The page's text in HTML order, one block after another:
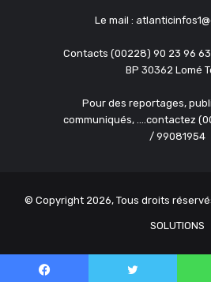
Le mail :
Contacts (00228) 90 23 96
BP 30362 Lomé
Pour des reportages,
communiqués, ....contactez
/ 99081954
© Copyright 2026, Tous droits
SOLUTIONS